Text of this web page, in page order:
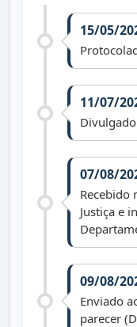
15/05/
11/07/
07/08/
Recebido
Justiça e
09/08/
Enviado
parecer